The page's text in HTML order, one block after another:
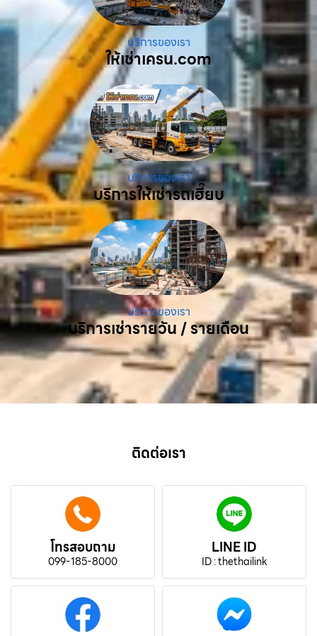
บริการของเรา
ให้เช่าเครน.com
บริการของเรา
บริการให้เช่ารถเฮี๊ยบ
บริการของเรา
บริการเช่ารายวัน / รายเดือน
ติดต่อเรา
โทรสอบถาม
099-185-8000
LINE ID
ID : thethailink